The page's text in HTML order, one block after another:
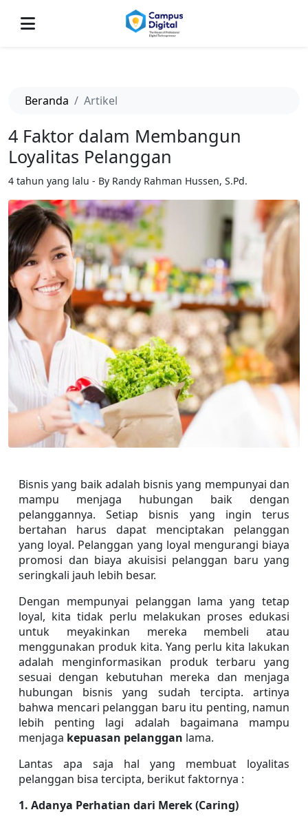
Beranda Artikel
4 Faktor dalam Membangun
Loyalitas Pelanggan
4 tahun yang lalu - By Randy Rahman Hussen, S.Pd.
Bisnis yang baik adalah bisnis yang mempunyai dan
mampu menjaga hubungan baik dengan
pelanggannya. Setiap bisnis yang ingin terus
bertahan harus dapat menciptakan pelanggan
yang loyal. Pelanggan yang loyal mengurangi biaya
promosi dan biaya akuisisi pelanggan baru yang
seringkali jauh lebih besar.
Dengan mempunyai pelanggan lama yang tetap
loyal, kita tidak perlu melakukan proses edukasi
untuk meyakinkan mereka membeli atau
menggunakan produk kita. Yang perlu kita lakukan
adalah menginformasikan produk terbaru yang
sesuai dengan kebutuhan mereka dan menjaga
hubungan bisnis yang sudah tercipta. artinya
bahwa mencari pelanggan baru itu penting, namun
lebih penting lagi adalah bagaimana mampu
menjaga kepuasan pelanggan lama.
Lantas apa saja hal yang membuat loyalitas
pelanggan bisa tercipta, berikut faktornya :
1. Adanya Perhatian dari Merek (Caring)